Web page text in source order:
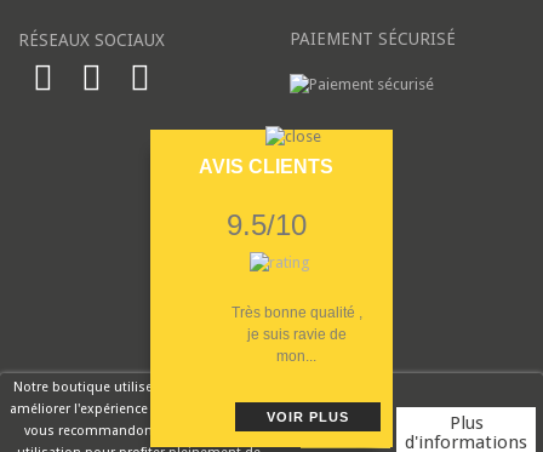
Notre boutique utilise des cookies pour
améliorer l'expérience utilisateur et nous
vous recommandons d'accepter leur
Plus
d'informations
RÉSEAUX SOCIAUX PAIEMENT SÉCURISÉ
AVIS CLIENTS
9.5/10
Très bonne qualité ,
je suis ravie de
mon...
VOIR PLUS